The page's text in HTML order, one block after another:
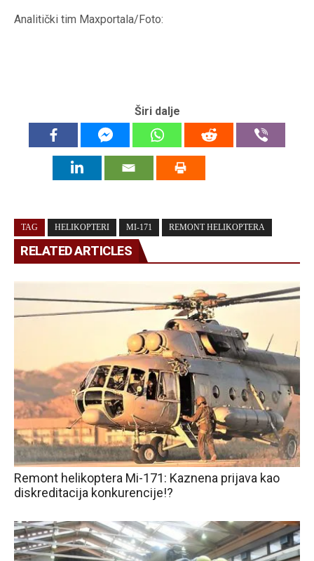
Analitički tim Maxportala/Foto:
Širi dalje
TAG HELIKOPTERI MI-171 REMONT HELIKOPTERA
RELATED ARTICLES
Remont helikoptera Mi-171: Kaznena prijava kao
diskreditacija konkurencije!?